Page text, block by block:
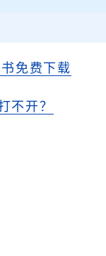
免费下载
不开？